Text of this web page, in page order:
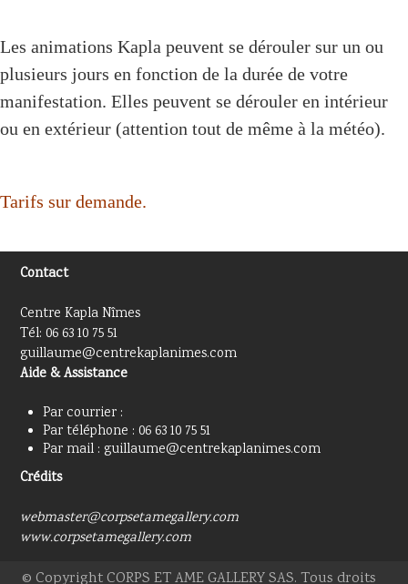
Les animations Kapla peuvent se dérouler sur un ou
plusieurs jours en fonction de la durée de votre
manifestation. Elles peuvent se dérouler en intérieur
ou en extérieur (attention tout de même à la météo).
Tarifs sur demande.
Contact
Centre Kapla Nîmes
Tél: 06 63 10 75 51
guillaume@centrekaplanimes.com
Aide & Assistance
Par courrier :
Par téléphone : 06 63 10 75 51
Par mail : guillaume@centrekaplanimes.com
Crédits
webmaster@corpsetamegallery.com
www.corpsetamegallery.com
© Copyright CORPS ET AME GALLERY SAS. Tous droits